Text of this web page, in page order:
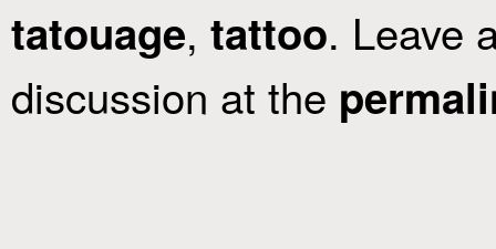
tatouage, tattoo. Leave
discussion at the